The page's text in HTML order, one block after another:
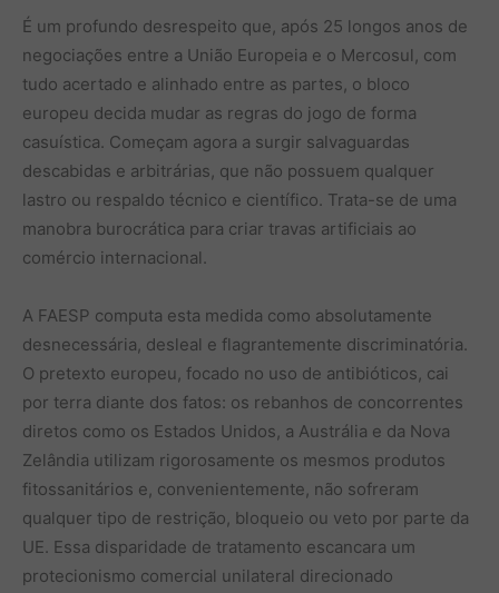
É um profundo desrespeito que, após 25 longos anos de
negociações entre a União Europeia e o Mercosul, com
tudo acertado e alinhado entre as partes, o bloco
europeu decida mudar as regras do jogo de forma
casuística. Começam agora a surgir salvaguardas
descabidas e arbitrárias, que não possuem qualquer
lastro ou respaldo técnico e científico. Trata-se de uma
manobra burocrática para criar travas artificiais ao
comércio internacional.
A FAESP computa esta medida como absolutamente
desnecessária, desleal e flagrantemente discriminatória.
O pretexto europeu, focado no uso de antibióticos, cai
por terra diante dos fatos: os rebanhos de concorrentes
diretos como os Estados Unidos, a Austrália e da Nova
Zelândia utilizam rigorosamente os mesmos produtos
fitossanitários e, convenientemente, não sofreram
qualquer tipo de restrição, bloqueio ou veto por parte da
UE. Essa disparidade de tratamento escancara um
protecionismo comercial unilateral direcionado